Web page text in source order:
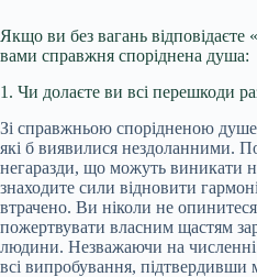
Якщо ви без вагань відповідаєте
вами справжня споріднена душа:
1. Чи долаєте ви всі перешкоди
Зі справжньою спорідненою
які б виявилися нездоланними.
негаразди, що можуть виникати
знаходите сили відновити
втрачено. Ви ніколи не
пожертвувати власним щастям
людини. Незважаючи на
всі випробування, підтвердивши